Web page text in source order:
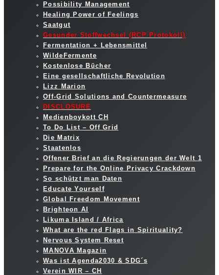
Possibility Management
Healing Power of Feelings
Saatgut
Gesunder Stoffwechsel (RCP Protokoll)
Fermentation + Lebensmittel
WildeFermente
Kostenlose Bücher
Eine gesellschaftliche Revolution
Lizz Marion
Off-Grid Solutions and Countermeasure
DISCLOSURE
Medienboykott CH
To Do List – Off Grid
Die Matrix
Staatenlos
Offener Brief an die Regierungen der Welt 1
Prepare for the Online Privacy Crackdown
So schützt man Daten
Educate Yourself
Global Freedom Movement
Brighteon AI
Likuma Island / Africa
What are the red Flags in Spirituality?
Nervous System Reset
MANOVA Magazin
Was ist Agenda2030 & SDG´s
Verein WIR – CH